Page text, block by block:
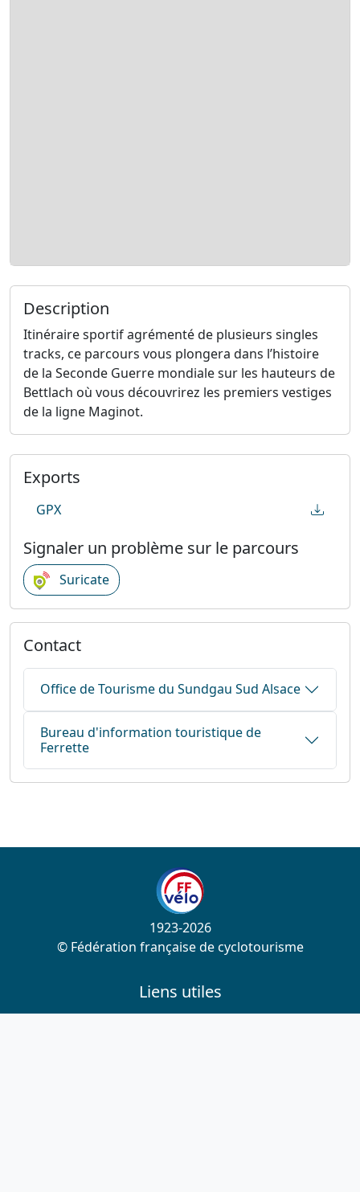
Description
Itinéraire sportif agrémenté de plusieurs singles
tracks, ce parcours vous plongera dans l’histoire
de la Seconde Guerre mondiale sur les hauteurs de
Bettlach où vous découvrirez les premiers vestiges
de la ligne Maginot.
Exports
GPX
Signaler un problème sur le parcours
Suricate
Contact
Office de Tourisme du Sundgau Sud Alsace
Bureau d'information touristique de
Ferrette
1923-2026
© Fédération française de cyclotourisme
Liens utiles
Cotation des circuits